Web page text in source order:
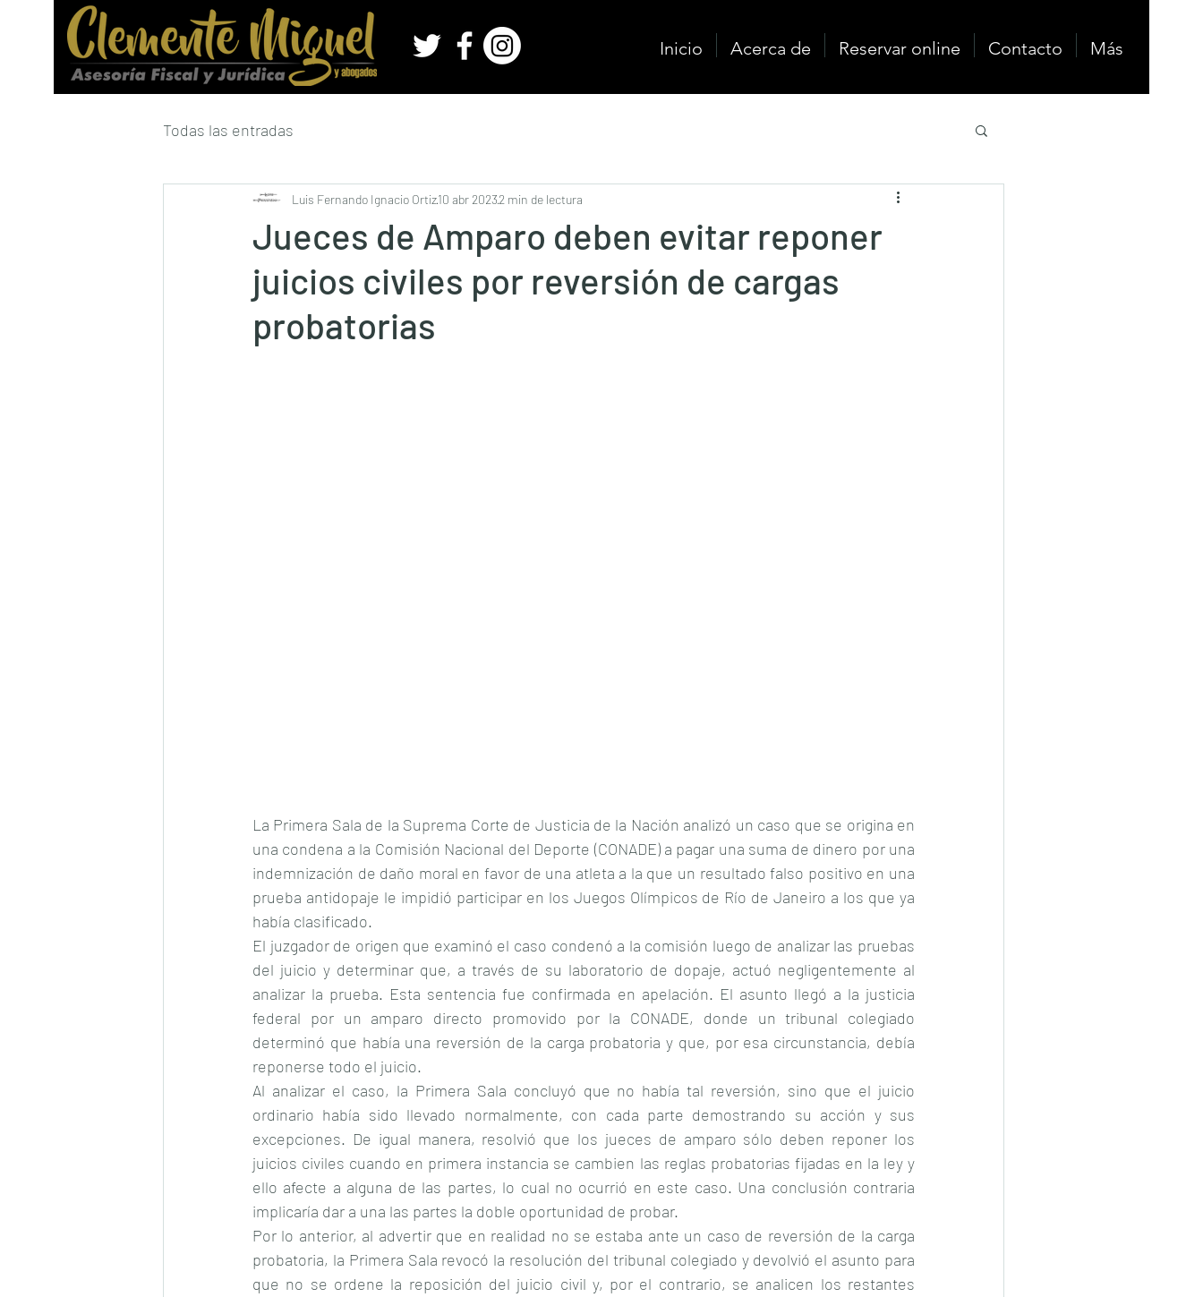
Inicio Acerca de Reservar online Contacto Más
Todas las entradas
Jueces de Amparo deben evitar reponer
juicios civiles por reversión de cargas
probatorias
Luis Fernando Ignacio Ortiz10 abr 20232 min de lectura
La Primera Sala de la Suprema Corte de Justicia de la Nación analizó un caso que se origina en
una condena a la Comisión Nacional del Deporte (CONADE) a pagar una suma de dinero por una
indemnización de daño moral en favor de una atleta a la que un resultado falso positivo en una
prueba antidopaje le impidió participar en los Juegos Olímpicos de Río de Janeiro a los que ya
había clasificado.
El juzgador de origen que examinó el caso condenó a la comisión luego de analizar las pruebas
del juicio y determinar que, a través de su laboratorio de dopaje, actuó negligentemente al
analizar la prueba. Esta sentencia fue confirmada en apelación. El asunto llegó a la justicia
federal por un amparo directo promovido por la CONADE, donde un tribunal colegiado
determinó que había una reversión de la carga probatoria y que, por esa circunstancia, debía
reponerse todo el juicio.
Al analizar el caso, la Primera Sala concluyó que no había tal reversión, sino que el juicio
ordinario había sido llevado normalmente, con cada parte demostrando su acción y sus
excepciones. De igual manera, resolvió que los jueces de amparo sólo deben reponer los
juicios civiles cuando en primera instancia se cambien las reglas probatorias fijadas en la ley y
ello afecte a alguna de las partes, lo cual no ocurrió en este caso. Una conclusión contraria
implicaría dar a una las partes la doble oportunidad de probar.
Por lo anterior, al advertir que en realidad no se estaba ante un caso de reversión de la carga
probatoria, la Primera Sala revocó la resolución del tribunal colegiado y devolvió el asunto para
que no se ordene la reposición del juicio civil y, por el contrario, se analicen los restantes